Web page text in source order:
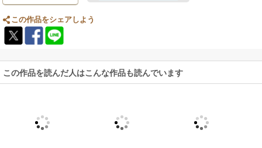
この作品をシェアしよう
この作品を読んだ人はこんな作品も読んでいます